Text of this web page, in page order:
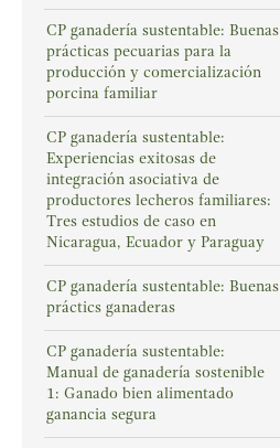
CP ganadería sustentable: Buenas
prácticas pecuarias para la
producción y comercialización
porcina familiar
CP ganadería sustentable:
Experiencias exitosas de
integración asociativa de
productores lecheros familiares:
Tres estudios de caso en
Nicaragua, Ecuador y Paraguay
CP ganadería sustentable: Buenas
práctics ganaderas
CP ganadería sustentable:
Manual de ganadería sostenible
1: Ganado bien alimentado
ganancia segura